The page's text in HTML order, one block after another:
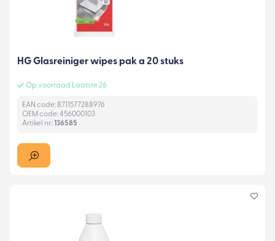
HG Glasreiniger wipes pak a 20 stuks
Op voorraad Laatste 26
EAN code: 8711577288976
OEM code: 456000103
Artikel nr.: 136585